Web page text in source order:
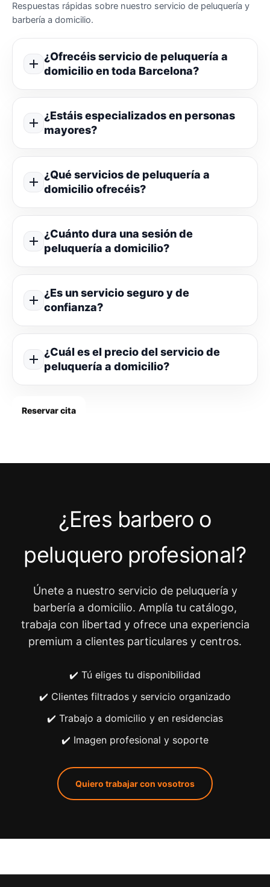
Respuestas rápidas sobre nuestro servicio de peluquería y
barbería a domicilio.
¿Ofrecéis servicio de peluquería a
domicilio en toda Barcelona?
¿Estáis especializados en personas
mayores?
¿Qué servicios de peluquería a
domicilio ofrecéis?
¿Cuánto dura una sesión de
peluquería a domicilio?
¿Es un servicio seguro y de
confianza?
¿Cuál es el precio del servicio de
peluquería a domicilio?
Reservar cita
¿Eres barbero o
peluquero profesional?
Únete a nuestro servicio de peluquería y
barbería a domicilio. Amplía tu catálogo,
trabaja con libertad y ofrece una experiencia
premium a clientes particulares y centros.
✔️ Tú eliges tu disponibilidad
✔️ Clientes filtrados y servicio organizado
✔️ Trabajo a domicilio y en residencias
✔️ Imagen profesional y soporte
Quiero trabajar con vosotros